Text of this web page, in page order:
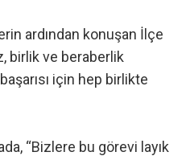
ardından konuşan İlçe
birlik ve beraberlik
için hep birlikte
“Bizlere bu görevi layık